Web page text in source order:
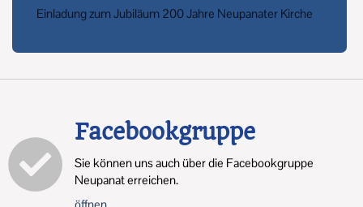
Einladung zum Jubiläum 200 Jahre Neupanater Kirche
Facebookgruppe
Sie können uns auch über die Facebookgruppe
Neupanat erreichen.